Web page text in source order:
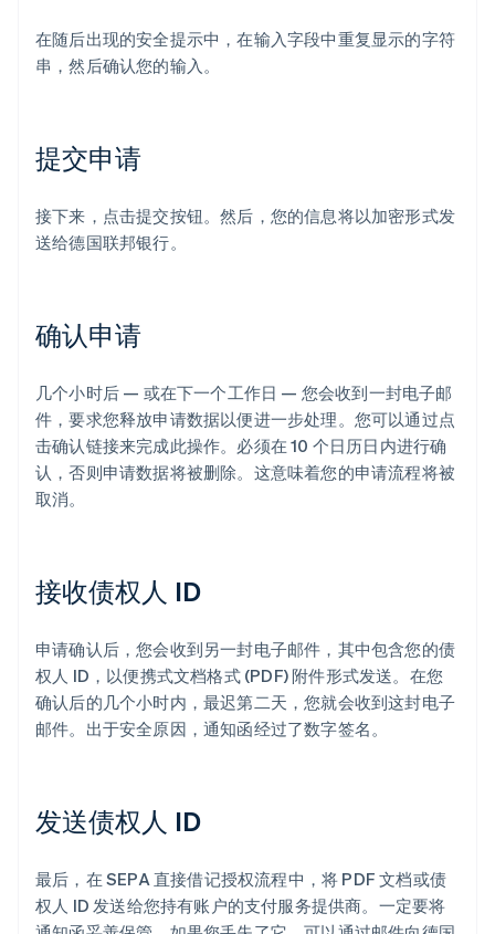
在随后出现的安全提示中，在输入字段中重复显示的字符
串，然后确认您的输入。
提交申请
接下来，点击提交按钮。然后，您的信息将以加密形式发
送给德国联邦银行。
确认申请
几个小时后 — 或在下一个工作日 — 您会收到一封电子邮
件，要求您释放申请数据以便进一步处理。您可以通过点
击确认链接来完成此操作。必须在 10 个日历日内进行确
认，否则申请数据将被删除。这意味着您的申请流程将被
取消。
接收债权人 ID
申请确认后，您会收到另一封电子邮件，其中包含您的债
权人 ID，以便携式文档格式 (PDF) 附件形式发送。在您
确认后的几个小时内，最迟第二天，您就会收到这封电子
邮件。出于安全原因，通知函经过了数字签名。
发送债权人 ID
最后，在 SEPA 直接借记授权流程中，将 PDF 文档或债
权人 ID 发送给您持有账户的支付服务提供商。一定要将
阿联酋
English
爱尔兰
奥地利
DeutschEnglish
English
巴西
PortuguêsEnglish